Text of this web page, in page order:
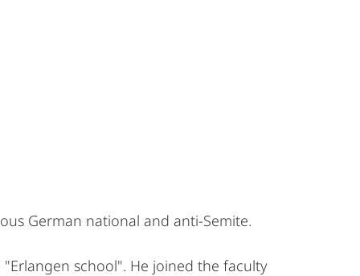
German national and anti-Semite.
school". He joined the faculty